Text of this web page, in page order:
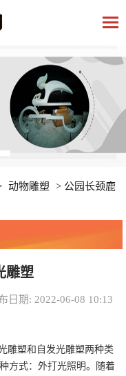
动物雕塑 > 公园长颈鹿
雕塑
日期: 2022-06-08 10:13
雕塑和自发光雕塑两种类
方式：外打光照明。随着